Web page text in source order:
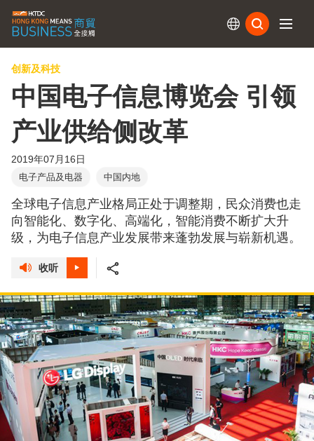
创新及科技
中国电子信息博览会 引领
产业供给侧改革
2019年07月16日
电子产品及电器 中国内地
全球电子信息产业格局正处于调整期，民众消费也走
向智能化、数字化、高端化，智能消费不断扩大升
级，为电子信息产业发展带来蓬勃发展与崭新机遇。
收听